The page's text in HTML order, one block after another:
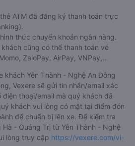
ATM đã đăng ký thanh toán trực
thức chuyển khoản ngân hàng.
cũng có thể thanh toán vé
ZaloPay, AirPay, VNPay,…
khách Yên Thành - Nghệ An Đông
Vexere sẽ gửi tin nhắn/email xác
điện thoại/email mà quý khách đã
khách vui lòng có mặt tại điểm đón
để chuẩn bị lên xe. Để kiểm tra
- Quảng Trị từ Yên Thành - Nghệ
lòng truy cập https://vexere.com/vi-